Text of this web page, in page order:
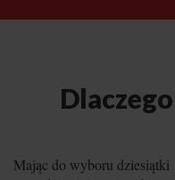
Mając do wyboru